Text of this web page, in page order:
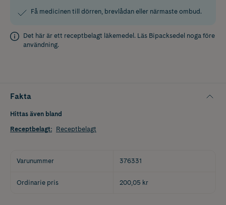
Få medicinen till dörren, brevlådan eller närmaste ombud.
Det här är ett receptbelagt läkemedel. Läs Bipacksedel noga före
användning.
Fakta
Hittas även bland
Receptbelagt: Receptbelagt
Varunummer 376331
Ordinarie pris 200,05 kr